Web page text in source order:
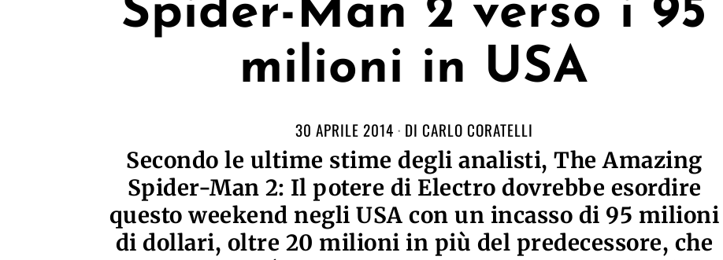
Spider-Man 2 verso i 95
milioni in USA
30 APRILE 2014 DI CARLO CORATELLI
Secondo le ultime stime degli analisti, The Amazing
Spider-Man 2: Il potere di Electro dovrebbe esordire
questo weekend negli USA con un incasso di 95 milioni
di dollari, oltre 20 milioni in più del predecessore, che